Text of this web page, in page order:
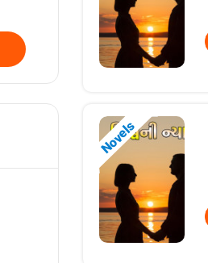
Novels